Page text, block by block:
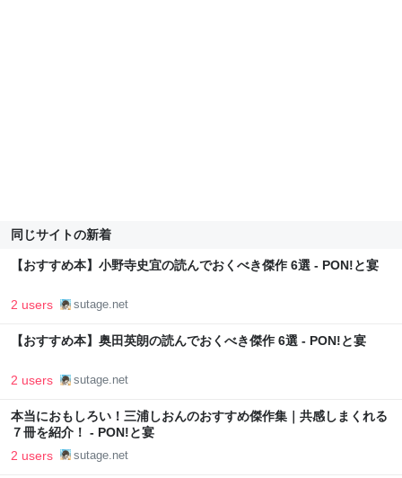
同じサイトの新着
【おすすめ本】小野寺史宜の読んでおくべき傑作 6選 - PON!と宴
2 users sutage.net
【おすすめ本】奥田英朗の読んでおくべき傑作 6選 - PON!と宴
2 users sutage.net
本当におもしろい！三浦しおんのおすすめ傑作集｜共感しまくれる
７冊を紹介！ - PON!と宴
2 users sutage.net